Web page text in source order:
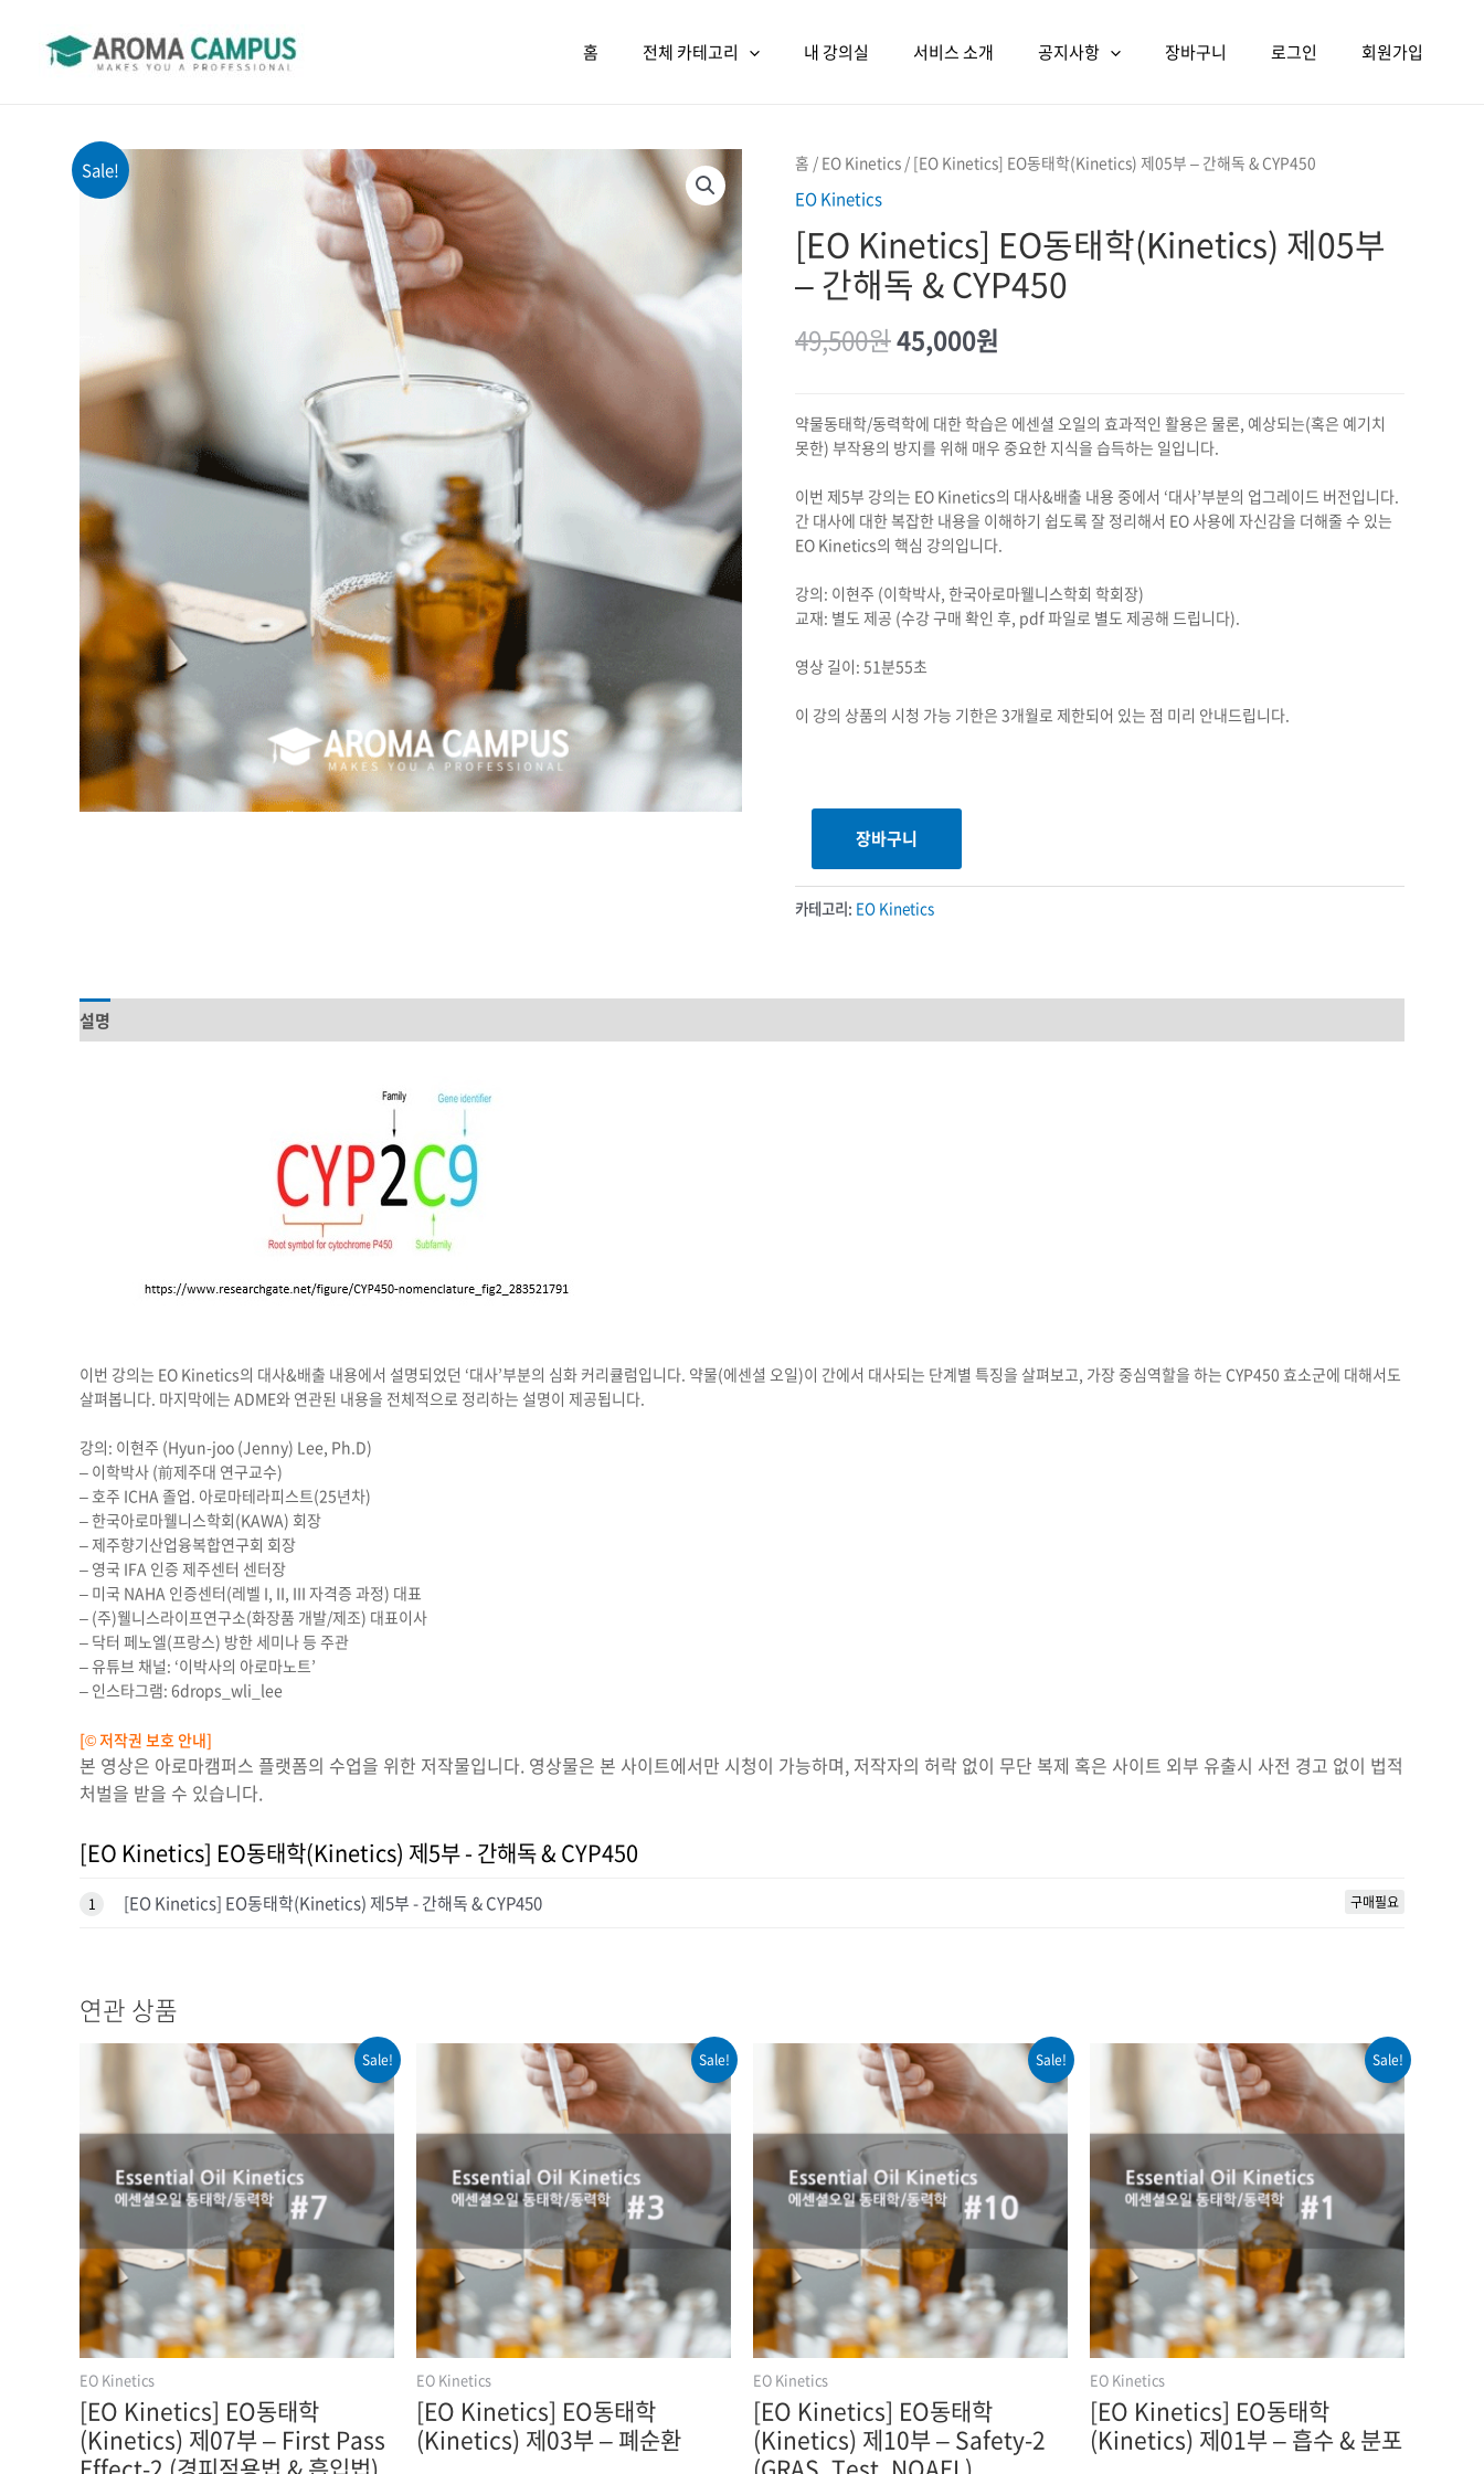
건너뛰기
홈 전체 카테고리 내 강의실 서비스 소개 공지사항 장바구니 로그인 회원가입
Sale! 홈 / EO Kinetics / [EO Kinetics] EO동태학(Kinetics) 제05부 – 간해독 & CYP450
EO Kinetics
[EO Kinetics] EO동태학(Kinetics) 제05부
– 간해독 & CYP450
49,500원원래
49,500원.
45,000원
45,000원.
약물동태학/동력학에 대한 학습은 에센셜 오일의 효과적인 활용은 물론, 예상되는(혹은 예기치
못한) 부작용의 방지를 위해 매우 중요한 지식을 습득하는 일입니다.
이번 제5부 강의는 EO Kinetics의 대사&배출 내용 중에서 ‘대사’부분의 업그레이드 버전입니다.
간 대사에 대한 복잡한 내용을 이해하기 쉽도록 잘 정리해서 EO 사용에 자신감을 더해줄 수 있는
EO Kinetics의 핵심 강의입니다.
강의: 이현주 (이학박사, 한국아로마웰니스학회 학회장)
교재: 별도 제공 (수강 구매 확인 후, pdf 파일로 별도 제공해 드립니다).
영상 길이: 51분55초
이 강의 상품의 시청 가능 기한은 3개월로 제한되어 있는 점 미리 안내드립니다.
Kinetics]
EO동태학
(Kinetics)
&
장바구니
카테고리: EO Kinetics
설명
이번 강의는 EO Kinetics의 대사&배출 내용에서 설명되었던 ‘대사’부분의 심화 커리큘럼입니다. 약물(에센셜 오일)이 간에서 대사되는 단계별 특징을 살펴보고, 가장 중심역할을 하는 CYP450 효소군에 대해서도
살펴봅니다. 마지막에는 ADME와 연관된 내용을 전체적으로 정리하는 설명이 제공됩니다.
강의: 이현주 (Hyun-joo (Jenny) Lee, Ph.D)
– 이학박사 (前제주대 연구교수)
– 호주 ICHA 졸업. 아로마테라피스트(25년차)
– 한국아로마웰니스학회(KAWA) 회장
– 제주향기산업융복합연구회 회장
– 영국 IFA 인증 제주센터 센터장
– 미국 NAHA 인증센터(레벨 I, II, III 자격증 과정) 대표
– (주)웰니스라이프연구소(화장품 개발/제조) 대표이사
– 닥터 페노엘(프랑스) 방한 세미나 등 주관
– 유튜브 채널: ‘이박사의 아로마노트’
– 인스타그램: 6drops_wli_lee
[© 저작권 보호 안내]
본 영상은 아로마캠퍼스 플랫폼의 수업을 위한 저작물입니다. 영상물은 본 사이트에서만 시청이 가능하며, 저작자의 허락 없이 무단 복제 혹은 사이트 외부 유출시 사전 경고 없이 법적
처벌을 받을 수 있습니다.
[EO Kinetics] EO동태학(Kinetics) 제5부 - 간해독 & CYP450
1 [EO Kinetics] EO동태학(Kinetics) 제5부 - 간해독 & CYP450 구매필요
연관 상품
Sale!
EO Kinetics
[EO Kinetics] EO동태학
(Kinetics) 제07부 – First Pass
Sale!
EO Kinetics
[EO Kinetics] EO동태학
(Kinetics) 제03부 – 폐순환
Sale!
EO Kinetics
[EO Kinetics] EO동태학
(Kinetics) 제10부 – Safety-2
Sale!
EO Kinetics
[EO Kinetics] EO동태학
(Kinetics) 제01부 – 흡수 & 분포